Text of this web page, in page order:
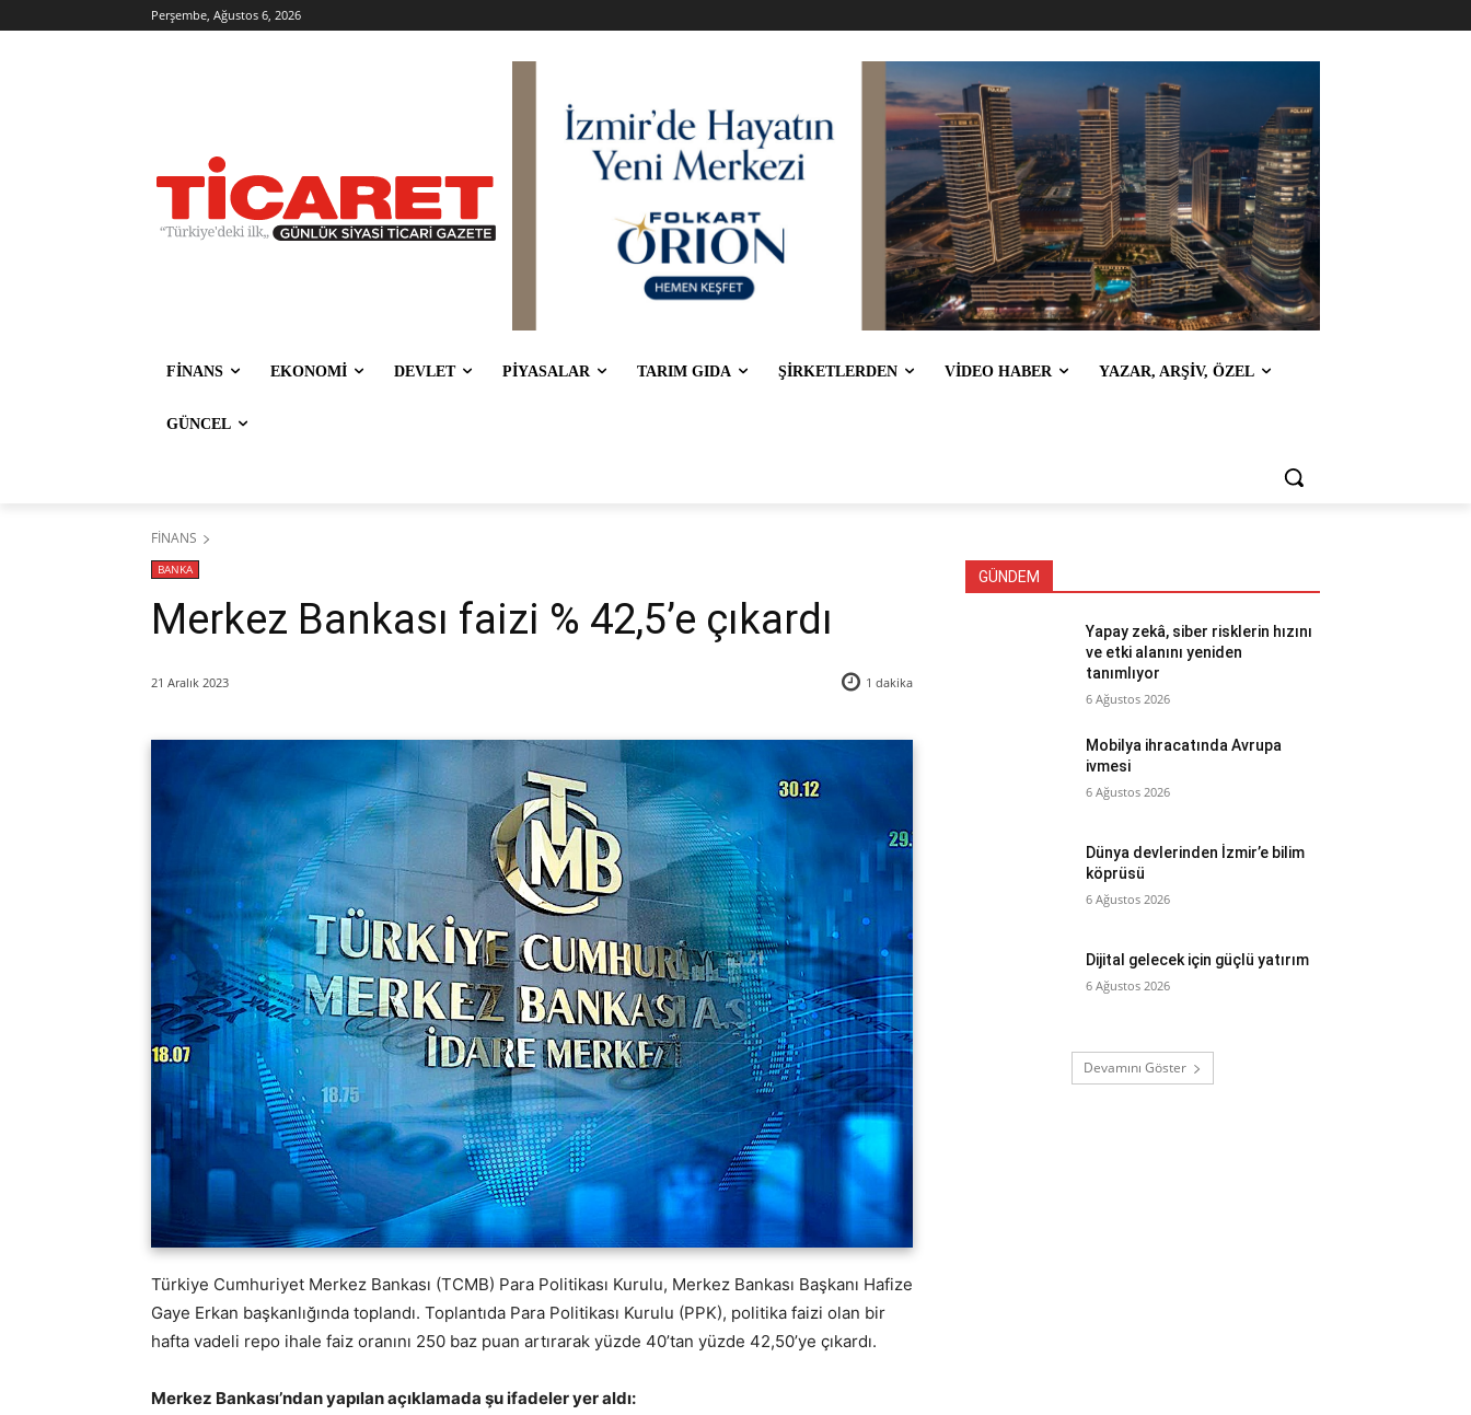
Perşembe, Ağustos 6, 2026
FİNANS EKONOMİ DEVLET PİYASALAR TARIM GIDA ŞİRKETLERDEN VİDEO HABER YAZAR, ARŞİV, ÖZEL
GÜNCEL
FİNANS
BANKA
Merkez Bankası faizi % 42,5’e çıkardı
21 Aralık 2023 1 dakika
Türkiye Cumhuriyet Merkez Bankası (TCMB) Para Politikası Kurulu, Merkez Bankası Başkanı Hafize
Gaye Erkan başkanlığında toplandı. Toplantıda Para Politikası Kurulu (PPK), politika faizi olan bir
hafta vadeli repo ihale faiz oranını 250 baz puan artırarak yüzde 40’tan yüzde 42,50’ye çıkardı.
Merkez Bankası’ndan yapılan açıklamada şu ifadeler yer aldı:
GÜNDEM
Yapay zekâ, siber risklerin hızını
ve etki alanını yeniden
tanımlıyor
6 Ağustos 2026
Mobilya ihracatında Avrupa
ivmesi
6 Ağustos 2026
Dünya devlerinden İzmir’e bilim
köprüsü
6 Ağustos 2026
Dijital gelecek için güçlü yatırım
6 Ağustos 2026
Devamını Göster